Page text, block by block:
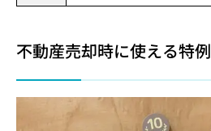
不動産売却時に使える特例